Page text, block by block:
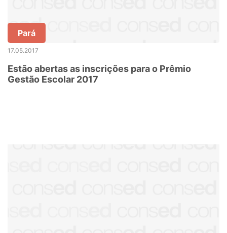
Pará
17.05.2017
Estão abertas as inscrições para o Prêmio
Gestão Escolar 2017